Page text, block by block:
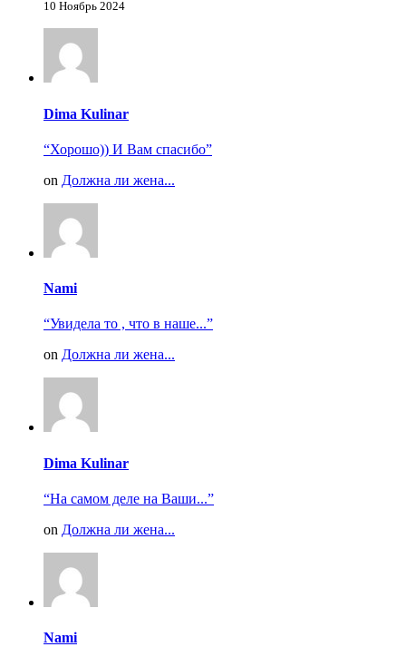
10 Ноябрь 2024
Dima Kulinar
“Хорошо)) И Вам спасибо”
on Должна ли жена...
Nami
“Увидела то , что в наше...”
on Должна ли жена...
Dima Kulinar
“На самом деле на Ваши...”
on Должна ли жена...
Nami